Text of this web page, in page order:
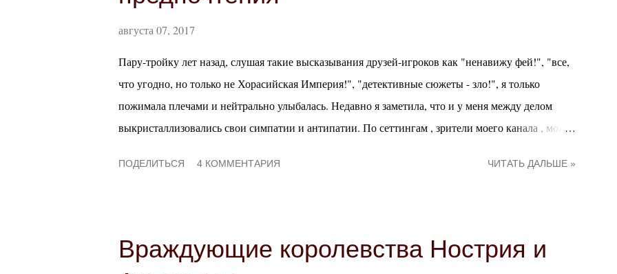
августа 07, 2017
Пару-тройку лет назад, слушая такие высказывания друзей-игроков как "ненавижу фей!", "все,
что угодно, но только не Хорасийская Империя!", "детективные сюжеты - зло!", я только
пожимала плечами и нейтрально улыбалась. Недавно я заметила, что и у меня между делом
выкристаллизовались свои симпатии и антипатии. По сеттингам , зрители моего канала , может
любимцам прибавились Хорасийская Империя и Аль-Анфанская Империя . Что же касается
пережила уже пару мастерских фиаско и только одно более или менее нормальное
приключение. Я бы хотела поиграть и поводить их побольше, чтобы точнее определиться в том,
ПОДЕЛИТЬСЯ 4 КОММЕНТАРИЯ ЧИТАТЬ ДАЛЬШЕ »
Враждующие королевства Нострия и